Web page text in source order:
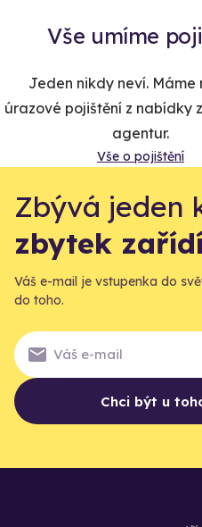
Vše umíme
Jeden nikdy neví. Máme
úrazové pojištění z nabídky
agentur.
Vše o pojištění
Zbývá jeden
zbytek
Váš e-mail je vstupenka do
do toho.
Chci být u